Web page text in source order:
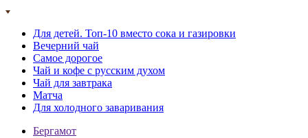
Для детей. Топ-10 вместо сока и газировки
Вечерний чай
Самое дорогое
Чай и кофе с русским духом
Чай для завтрака
Матча
Для холодного заваривания
Бергамот